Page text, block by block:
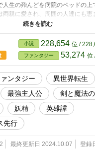
人生の殆んどを病院のベッドの上
両親に愛され、周囲の人達にも恵
、その心の中には常に情けなさと
誕生日の日に少年はその生涯を
した。 マルコと名付けられた異世
ど微塵も無かった。 但し異常なま
小さくてガリガリに痩せているマ
も無いので畑仕事も手伝えない
に世話をして貰うばかりの足手
た。 しかし、ある日村を襲った
せ】に覚醒して…。 世界最弱。
無ければ何も出来ないピーキーな
階段を駆け上がる。
小説 228,654 位 /
ファンタジー 53,274 位
ンタジー
異世界転生
最強主人公
剣と魔法
妖精
英雄譚
先行
最終更新日 2024.10.07 登録